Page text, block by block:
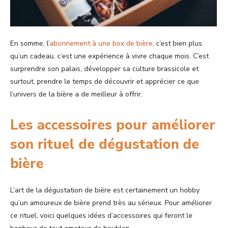
En somme, l’abonnement à une box de bière, c’est bien plus
qu’un cadeau, c’est une expérience à vivre chaque mois. C’est
surprendre son palais, développer sa culture brassicole et
surtout, prendre le temps de découvrir et apprécier ce que
l’univers de la bière a de meilleur à offrir.
Les accessoires pour améliorer
son rituel de dégustation de
bière
L’art de la dégustation de bière est certainement un hobby
qu’un amoureux de bière prend très au sérieux. Pour améliorer
ce rituel, voici quelques idées d’accessoires qui feront le